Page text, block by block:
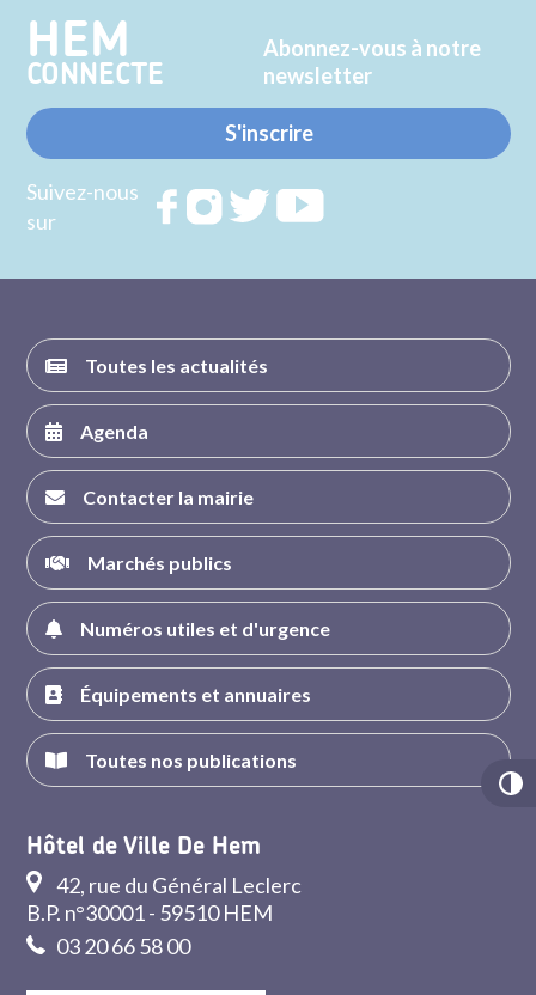
HEM
CONNECTE
Abonnez-vous à notre
newsletter
S'inscrire
Suivez-nous
sur
RejoignezRejoignezRejoignez
Toutes les actualités
Agenda
Contacter la mairie
Marchés publics
Numéros utiles et d'urgence
Équipements et annuaires
Toutes nos publications
Hôtel de Ville De Hem
42, rue du Général Leclerc
B.P. n°30001 - 59510 HEM
03 20 66 58 00